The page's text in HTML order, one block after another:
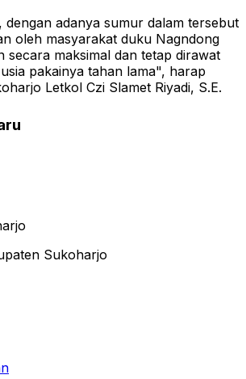
dengan adanya sumur dalam tersebut
oleh masyarakat duku Nagndong
secara maksimal dan tetap dirawat
pakainya tahan lama", harap
Letkol Czi Slamet Riyadi, S.E.
Sukoharjo